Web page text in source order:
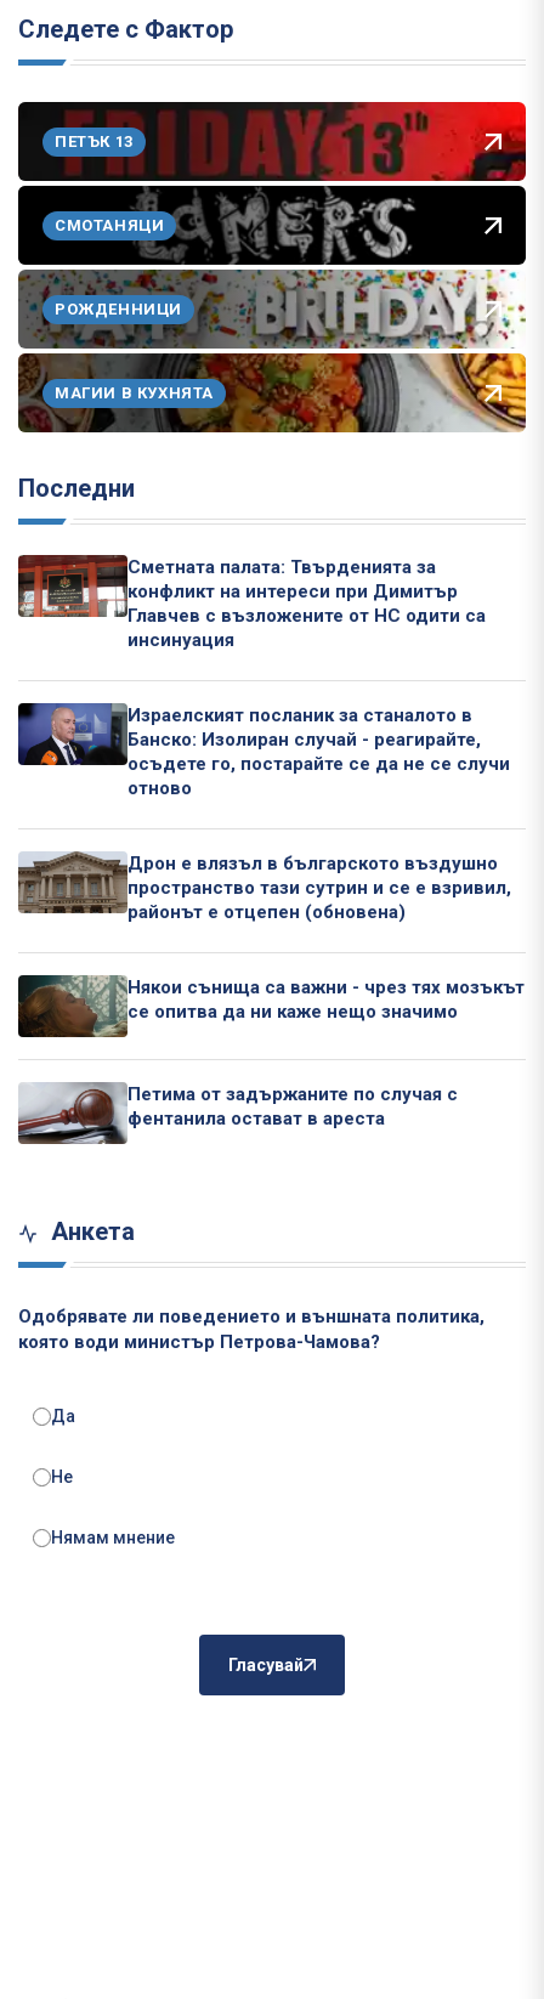
Следете с Фактор
ПЕТЪК 13
СМОТАНЯЦИ
РОЖДЕННИЦИ
МАГИИ В КУХНЯТА
Последни
Сметната палата: Твърденията за
конфликт на интереси при Димитър
Главчев с възложените от НС одити са
инсинуация
Израелският посланик за станалото в
Банско: Изолиран случай - реагирайте,
осъдете го, постарайте се да не се случи
отново
Дрон е влязъл в българското въздушно
пространство тази сутрин и се е взривил,
районът е отцепен (обновена)
Някои сънища са важни - чрез тях мозъкът
се опитва да ни каже нещо значимо
Петима от задържаните по случая с
фентанила остават в ареста
Анкета
Одобрявате ли поведението и външната политика,
която води министър Петрова-Чамова?
Да
Не
Нямам мнение
Гласувай